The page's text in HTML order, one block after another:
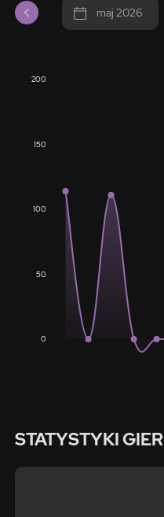
maj 2026
0
50
100
150
200
STATYSTYKI GIER